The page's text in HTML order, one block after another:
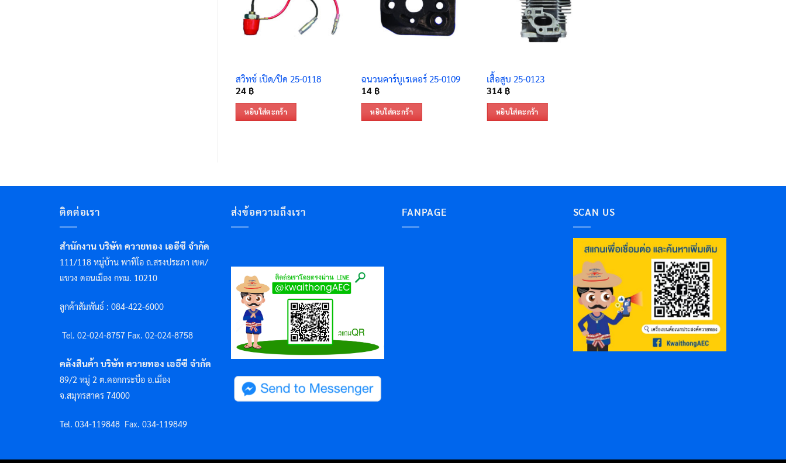
สวิทช์ เปิด/ปิด 25-0118
24 ฿
หยิบใส่ตะกร้า
ฉนวนคาร์บูเรเตอร์ 25-0109
14 ฿
หยิบใส่ตะกร้า
เสื้อสูบ 25-0123
314 ฿
หยิบใส่ตะกร้า
ติดต่อเรา
สำนักงาน บริษัท ควายทอง เออีซี จำกัด
111/118 หมู่บ้าน พาทิโอ ถ.สรงประภา เขต/
แขวง ดอนเมือง กทม. 10210
ลูกค้าสัมพันธ์ : 084-422-6000
Tel. 02-024-8757 Fax. 02-024-8758
คลังสินค้า บริษัท ควายทอง เออีซี จำกัด
89/2 หมู่ 2 ต.คอกกระบือ อ.เมือง
จ.สมุทรสาคร 74000
Tel. 034-119848 Fax. 034-119849
ส่งข้อความถึงเรา FANPAGE SCAN US